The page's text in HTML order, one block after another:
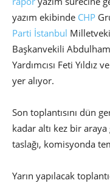
yazım ekibinde CHP
Parti İstanbul
Başkanvekili
Yardımcısı Feti Yıldız
yer alıyor.
Son toplantısını dün
kadar altı kez bir
taslağı, komisyonda
Yarın yapılacak